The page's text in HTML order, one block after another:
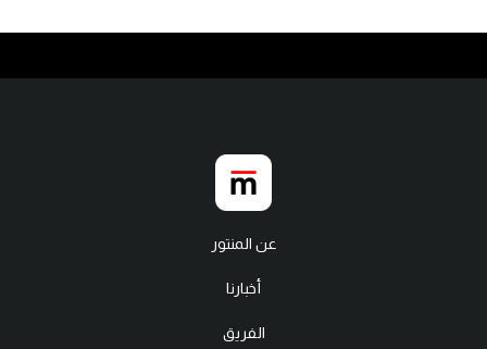
عن المنتور
أخبارنا
الفريق